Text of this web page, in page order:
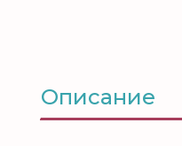
Описание